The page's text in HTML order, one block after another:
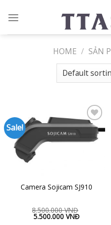
HOME / SẢN
Sale!
Add to
Wishlist
Camera Sojicam SJ910
8.500.000VNĐ
5.500.000 VNĐ